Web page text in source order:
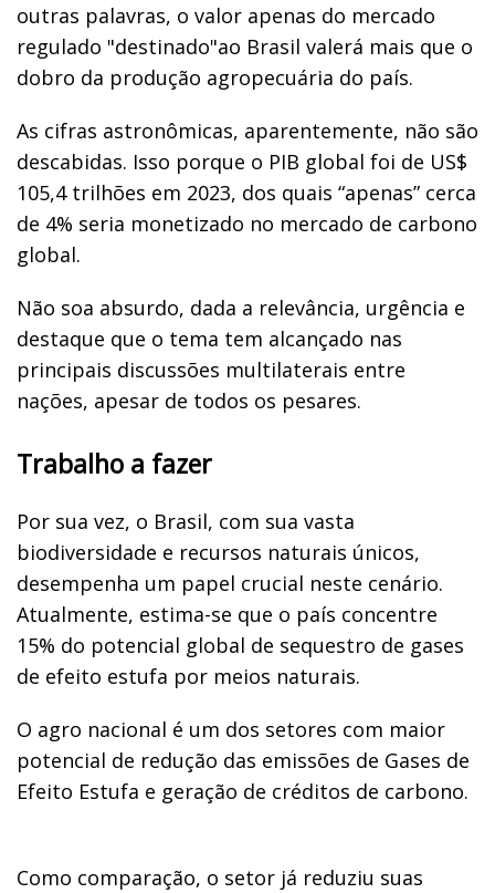
outras palavras, o valor apenas do mercado
regulado "destinado"ao Brasil valerá mais que o
dobro da produção agropecuária do país.
As cifras astronômicas, aparentemente, não são
descabidas. Isso porque o PIB global foi de US$
105,4 trilhões em 2023, dos quais “apenas” cerca
de 4% seria monetizado no mercado de carbono
global.
Não soa absurdo, dada a relevância, urgência e
destaque que o tema tem alcançado nas
principais discussões multilaterais entre
nações, apesar de todos os pesares.
Trabalho a fazer
Por sua vez, o Brasil, com sua vasta
biodiversidade e recursos naturais únicos,
desempenha um papel crucial neste cenário.
Atualmente, estima-se que o país concentre
15% do potencial global de sequestro de gases
de efeito estufa por meios naturais.
O agro nacional é um dos setores com maior
potencial de redução das emissões de Gases de
Efeito Estufa e geração de créditos de carbono.
Como comparação, o setor já reduziu suas